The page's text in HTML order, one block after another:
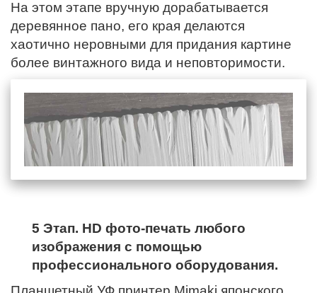
На этом этапе вручную дорабатывается
деревянное пано, его края делаются
хаотично неровными для придания картине
более винтажного вида и неповторимости.
5 Этап. HD фото-печать любого
изображения с помощью
профессионального оборудования.